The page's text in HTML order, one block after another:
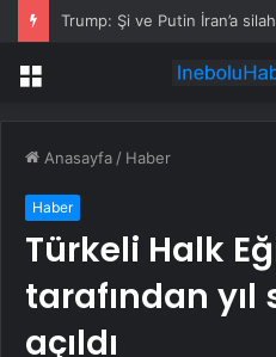
Trump: Şi ve Putin İran’a
Menü
Anasayfa / Haber
Haber
Türkeli Halk
tarafından yıl
açıldı